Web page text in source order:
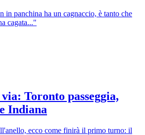
panchina ha un cagnaccio, è tanto che
cagata..."
Toronto passeggia,
Indiana
ecco come finirà il primo turno: il